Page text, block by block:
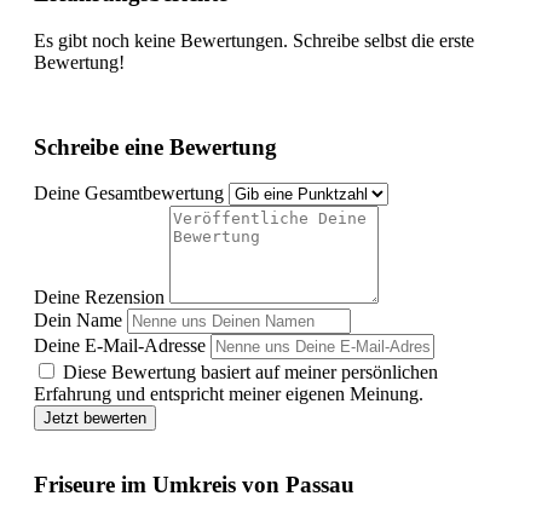
Es gibt noch keine Bewertungen. Schreibe selbst die erste
Bewertung!
Schreibe eine Bewertung
Deine Gesamtbewertung
Deine Rezension
Dein Name
Deine E-Mail-Adresse
Diese Bewertung basiert auf meiner persönlichen
Erfahrung und entspricht meiner eigenen Meinung.
Jetzt bewerten
Friseure im Umkreis von Passau